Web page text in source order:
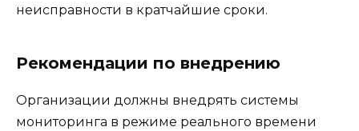
неисправности в кратчайшие сроки.
Рекомендации по внедрению
Организации должны внедрять системы
мониторинга в режиме реального времени